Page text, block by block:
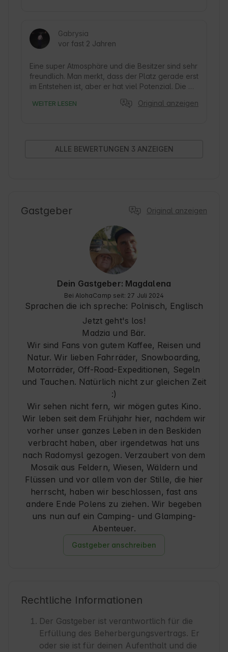
Gabrysia
vor fast 2 Jahren
Eine super Atmosphäre und die Besitzer sind sehr
freundlich. Man merkt, dass der Platz gerade erst
im Entstehen ist, aber er hat viel Potenzial. Die
Wichtigste an diesem Campingplatz. Sehr zu
WEITER LESEN Original anzeigen
ALLE BEWERTUNGEN 3 ANZEIGEN
Gastgeber Original anzeigen
Dein Gastgeber: Magdalena
Bei AlohaCamp seit: 27 Juli 2024
Sprachen die ich spreche: Polnisch, Englisch
Jetzt geht's los!
Madzia und Bär.
Wir sind Fans von gutem Kaffee, Reisen und
Natur. Wir lieben Fahrräder, Snowboarding,
Motorräder, Off-Road-Expeditionen, Segeln
und Tauchen. Natürlich nicht zur gleichen Zeit
:)
Wir sehen nicht fern, wir mögen gutes Kino.
Wir leben seit dem Frühjahr hier, nachdem wir
vorher unser ganzes Leben in den Beskiden
verbracht haben, aber irgendetwas hat uns
nach Radomysl gezogen. Verzaubert von dem
Mosaik aus Feldern, Wiesen, Wäldern und
Flüssen und vor allem von der Stille, die hier
herrscht, haben wir beschlossen, fast ans
andere Ende Polens zu ziehen. Wir begeben
uns nun auf ein Camping- und Glamping-
Abenteuer.
Gastgeber anschreiben
Rechtliche Informationen
Der Gastgeber ist verantwortlich für die
Erfüllung des Beherbergungsvertrags. Er
oder sie ist für deinen Aufenthalt und die